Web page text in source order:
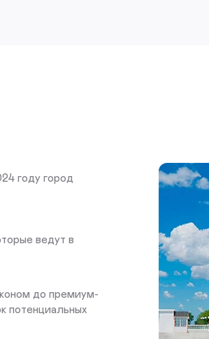
году город
ведут в
до премиум-
потенциальных